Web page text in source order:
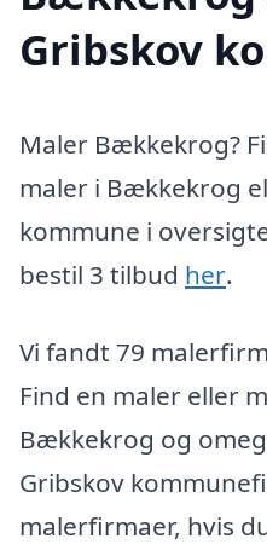
Gribskov
Maler Bækkekrog?
maler i Bækkekrog
kommune i
bestil 3 tilbud her.
Vi fandt 79
Find en maler eller
Bækkekrog og
Gribskov
malerfirmaer, hvis